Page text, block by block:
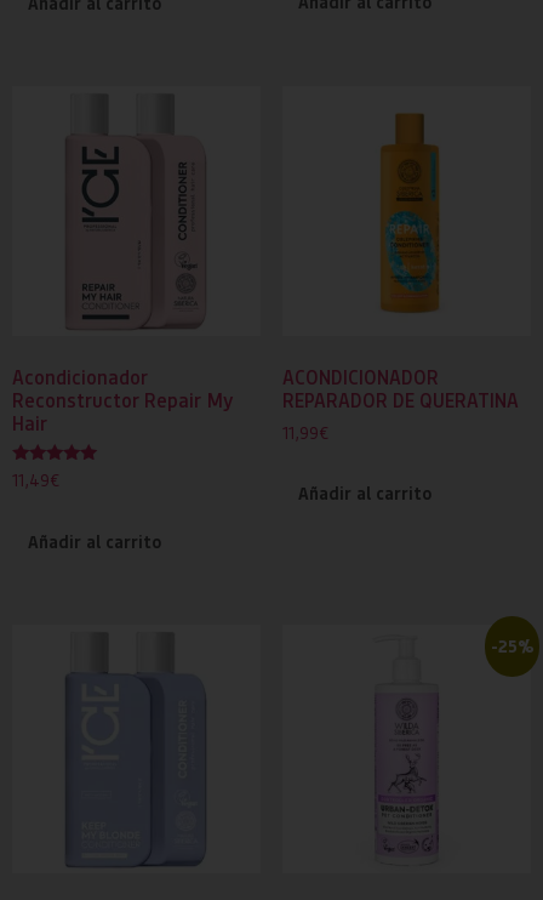
Acondicionador
Reconstructor Repair My
Hair
Valorado
con
11,49€
Añadir al carrito
ACONDICIONADOR
REPARADOR DE QUERATINA
11,99€
Añadir al carrito
-25%